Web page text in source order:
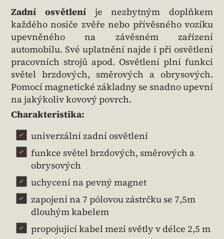
Zadní osvětleníje nezbytným doplňkem
každého nosiče zvěře nebo přívěsného vozíku
upevněného na závěsném zařízení
automobilu. Své uplatnění najde i při osvětlení
pracovních strojů apod. Osvětlení plní funkci
světel brzdových, směrových a obrysových.
Pomocí magnetické základny se snadno upevní
na jakýkoliv kovový povrch.
Charakteristika:
univerzální zadní osvětlení
funkce světel brzdových, směrových a
obrysových
uchycení na pevný magnet
zapojení na 7 pólovou zástrčku se 7,5m
dlouhým kabelem
propojující kabel mezi světly v délce 2,5 m